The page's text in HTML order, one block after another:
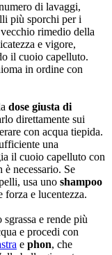
di lavaggi,
più sporchi per i
rimedio della
e vigore,
il cuoio capelluto.
in ordine con
dose giusta di
direttamente sui
con acqua tiepida.
una
il cuoio capelluto con
necessario. Se
usa uno shampoo
forza e lucentezza.
sgrassa e rende più
e procedi con
e phon, che